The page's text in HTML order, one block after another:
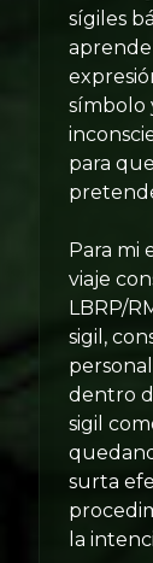
sígiles
aprende
símbolo
para
Para mi
viaje
LBRP/
sigil,
dentro
sigil
surta
la